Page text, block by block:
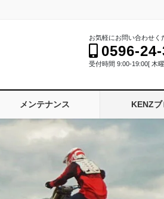
お気軽にお問い合わせく
0596-
受付時間 9:00-19:00[ 木
メンテナンス KENZブ